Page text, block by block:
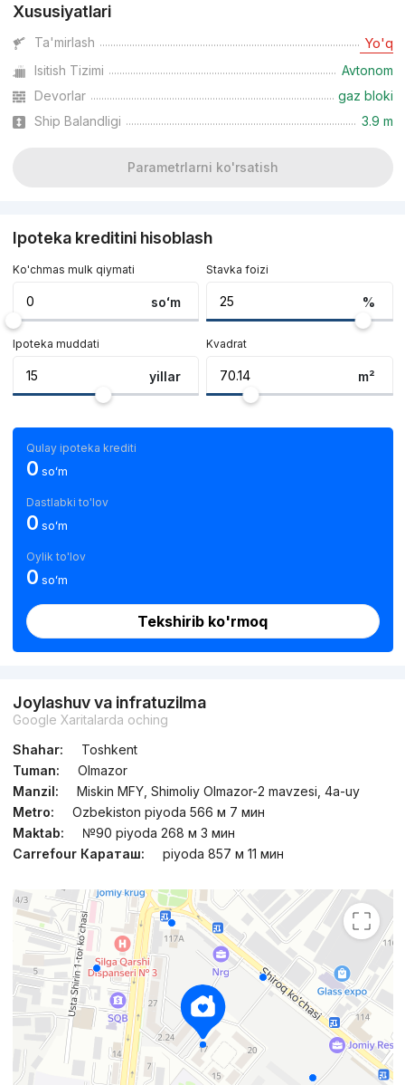
Xususiyatlari
Ta'mirlash Yo'q
Isitish Tizimi
Avtonom
Devorlar
gaz bloki
Ship Balandligi
3.9 m
Parametrlarni ko'rsatish
Ipoteka kreditini hisoblash
Ko'chmas mulk qiymati
soʻm
Ipoteka muddati
yillar
Stavka foizi
%
Kvadrat
m²
Qulay ipoteka krediti
0 soʻm
Dastlabki to'lov
0 soʻm
Oylik to'lov
0 soʻm
Tekshirib ko'rmoq
Joylashuv va infratuzilma
Google Xaritalarda oching
Shahar:
Toshkent
Tuman:
Olmazor
Manzil:
Miskin MFY, Shimoliy Olmazor-2 mavzesi, 4a-uy
Metro:
Ozbekiston piyoda 566 м 7 мин
Maktab:
№90 piyoda 268 м 3 мин
Carrefour Караташ:
piyoda 857 м 11 мин